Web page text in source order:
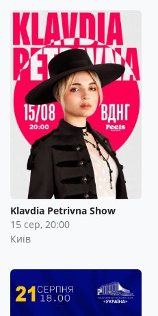
Klavdia Petrivna Show
15 сер, 20:00
Київ